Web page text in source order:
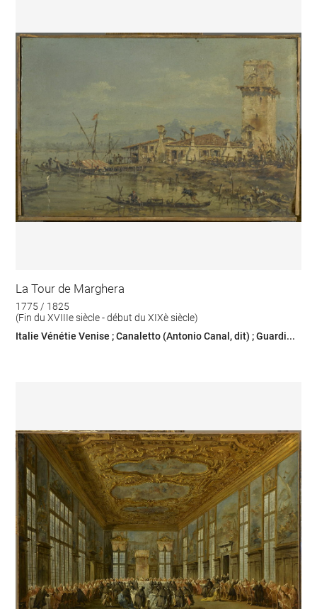
La Tour de Marghera
1775 / 1825
(Fin du XVIIIe siècle - début du XIXè siècle)
Italie Vénétie Venise ; Canaletto (Antonio Canal, dit) ; Guardi...